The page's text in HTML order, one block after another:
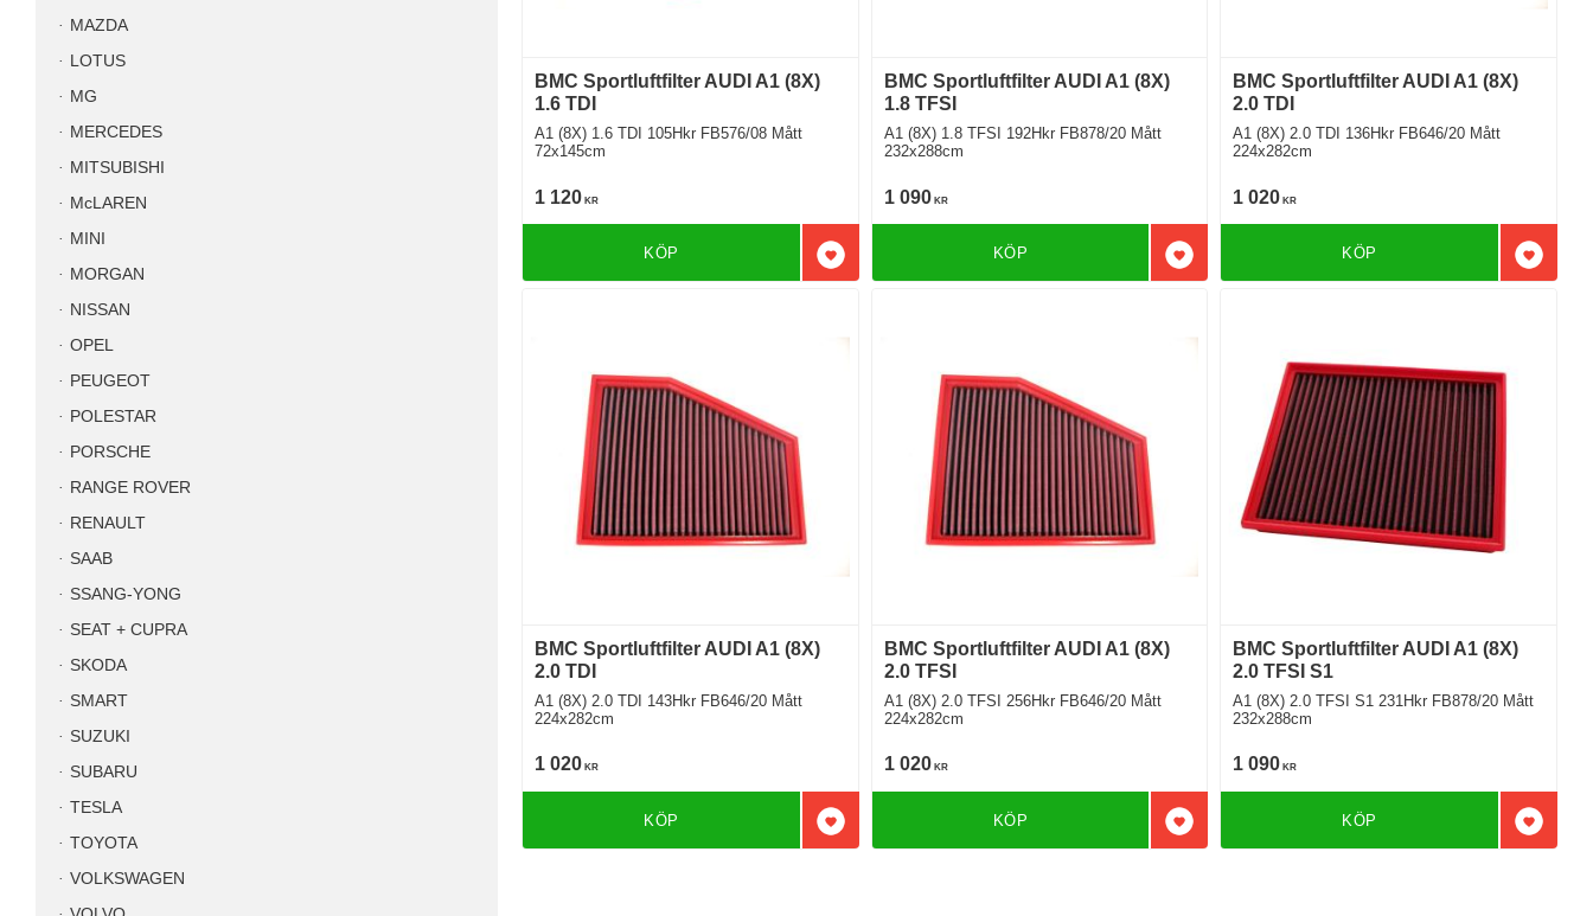
BMC Sportluftfilter AUDI A1 (8X)
1.6 TDI
A1 (8X) 1.6 TDI 105Hkr FB576/08 Mått
72x145cm
1 120 KR
Lägg till i favoriter
KÖP
BMC Sportluftfilter AUDI A1 (8X)
1.8 TFSI
A1 (8X) 1.8 TFSI 192Hkr FB878/20 Mått
232x288cm
1 090KR
Lägg till i favoriter
KÖP
BMC Sportluftfilter AUDI A1 (8X)
2.0 TDI
A1 (8X) 2.0 TDI 136Hkr FB646/20 Mått
224x282cm
1 020 KR
Lägg
KÖP
BMC Sportluftfilter AUDI A1 (8X)
2.0 TDI
A1 (8X) 2.0 TDI 143Hkr FB646/20 Mått
224x282cm
1 020 KR
Lägg till i favoriter
KÖP
BMC Sportluftfilter AUDI A1 (8X)
2.0 TFSI
A1 (8X) 2.0 TFSI 256Hkr FB646/20 Mått
224x282cm
1 020KR
Lägg till i favoriter
KÖP
BMC Sportluftfilter AUDI A1 (8X)
2.0 TFSI S1
A1 (8X) 2.0 TFSI S1 231Hkr FB878/20 Mått
232x288cm
1 090 KR
Lägg
KÖP
MAZDA
LOTUS
MG
MERCEDES
MITSUBISHI
McLAREN
MINI
MORGAN
NISSAN
OPEL
PEUGEOT
POLESTAR
PORSCHE
RANGE ROVER
RENAULT
SAAB
SSANG-YONG
SEAT + CUPRA
SKODA
SMART
SUZUKI
SUBARU
TESLA
TOYOTA
VOLKSWAGEN